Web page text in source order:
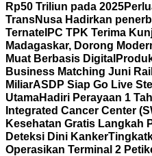
Rp50 Triliun pada 2025
TransNusa Hadirkan
Ternate IPC TPK Terima
Madagaskar, Dorong
Muat Berbasis Digital
Business Matching Juni
MiliarASDP Siap Go Live
UtamaHadiri Perayaan 1
Integrated Cancer Center
Kesehatan Gratis Langkah
Deteksi Dini Kanker
Operasikan Terminal 2